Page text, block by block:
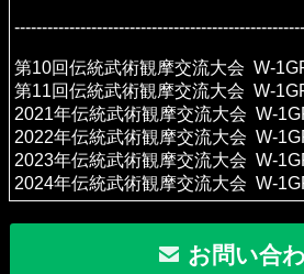
第10回伝統武術観摩交流大会 W-
第11回伝統武術観摩交流大会 W-
2021年伝統武術観摩交流大会 W-
2022年伝統武術観摩交流大会 W-
2023年伝統武術観摩交流大会 W-
2024年伝統武術観摩交流大会 W-
お問い合